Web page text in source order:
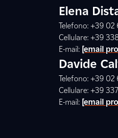
Elena
Telefono: +39 02
Cellulare: +39
E-mail: [email
Davide
Telefono: +39 02
Cellulare: +39
E-mail: [email